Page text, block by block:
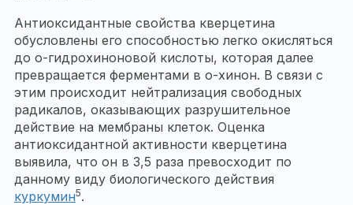
Антиоксидантные свойства кверцетина
обусловлены его способностью легко окисляться
до о-гидрохиноновой кислоты, которая далее
превращается ферментами в о-хинон. В связи с
этим происходит нейтрализация свободных
радикалов, оказывающих разрушительное
действие на мембраны клеток. Оценка
антиоксидантной активности кверцетина
выявила, что он в 3,5 раза превосходит по
данному виду биологического действия
куркумин5.